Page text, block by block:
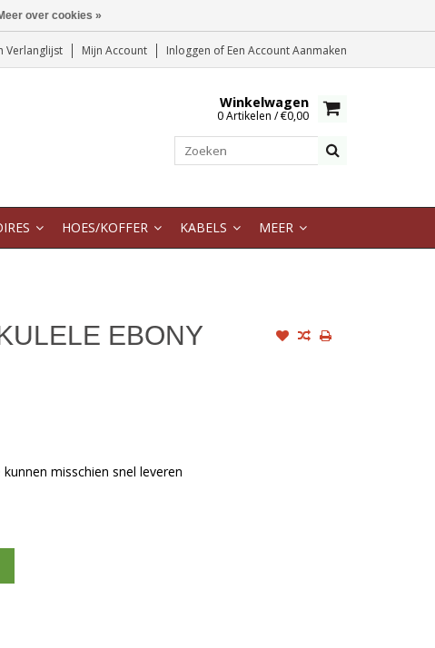
Verlanglijst Mijn Account Inloggen of Een Account Aanmaken
Winkelwagen
0 Artikelen / €0,00
HOES/KOFFER KABELS MEER
EBONY
misschien snel leveren
over cookies »